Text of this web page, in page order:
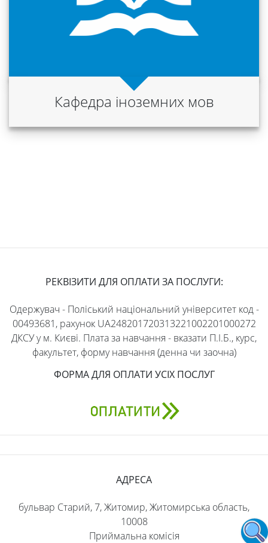
Кафедра іноземних мов
РЕКВІЗИТИ ДЛЯ ОПЛАТИ ЗА ПОСЛУГИ:
Одержувач - Поліський національний університет код -
00493681, рахунок UA248201720313221002201000272
ДКСУ у м. Києві. Плата за навчання - вказати П.І.Б., курс,
факультет, форму навчання (денна чи заочна)
ФОРМА ДЛЯ ОПЛАТИ УСІХ ПОСЛУГ
АДРЕСА
бульвар Старий, 7, Житомир, Житомирська область,
10008
Приймальна комісія